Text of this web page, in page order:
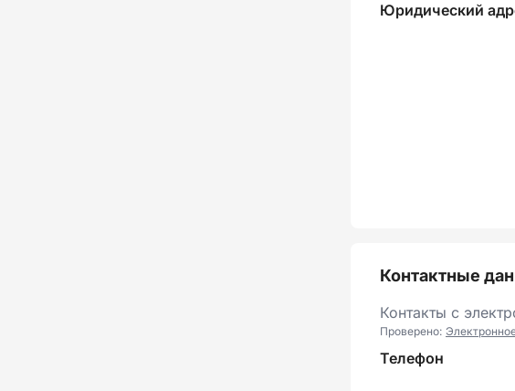
Юридический
Контактные
Контакты с
Проверено:
Телефон